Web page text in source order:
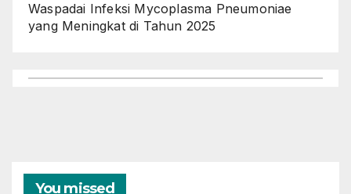
Waspadai Infeksi Mycoplasma Pneumoniae
yang Meningkat di Tahun 2025
You missed